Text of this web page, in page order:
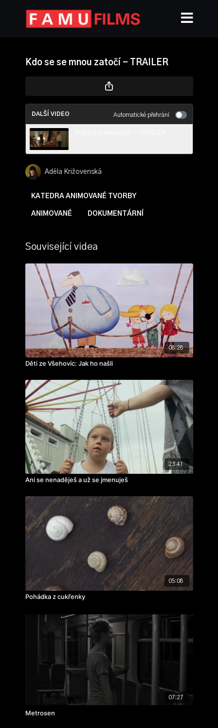
Kdo se se mnou zatočí - TRAILER
DALŠÍ VIDEO Automatické přehrání
Adéla Križovenská
KATEDRA ANIMOVANÉ TVORBY
ANIMOVANÉ DOKUMENTÁRNÍ
Související videa
08:28
Děti ze Všehovíc: Jak ho našli
23:41
Ani se nenaděješ a už se jmenuješ
05:08
Pohádka z cukřenky
07:27
Metrosen